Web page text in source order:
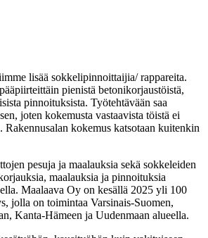
lisää sokkelipinnoittaijia/ rappareita.
pienistä betonikorjaustöistä,
pinnoituksista. Työtehtävään saa
joten kokemusta vastaavista töistä ei
Rakennusalan kokemus katsotaan kuitenkin
pesuja ja maalauksia sekä sokkeleiden
maalauksia ja pinnoituksia
Maalaava Oy on kesällä 2025 yli 100
jolla on toimintaa Varsinais-Suomen,
Kanta-Hämeen ja Uudenmaan alueella.